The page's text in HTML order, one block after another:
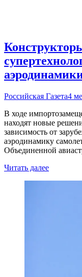
Российская Газета4
В ходе
находят новые
зависимость от
аэродинамику
Объединенной
Читать далее